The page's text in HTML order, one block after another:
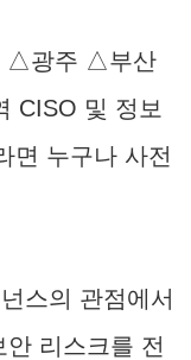
△광주 △부산
CISO 및 정보
면 누구나 사전
스의 관점에서
리스크를 전